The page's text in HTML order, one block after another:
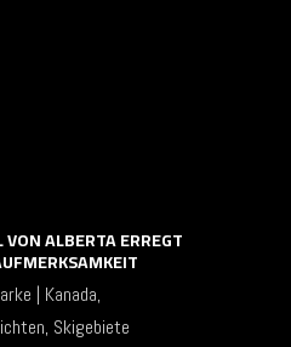
VON ALBERTA ERREGT
| Kanada,
, Skigebiete